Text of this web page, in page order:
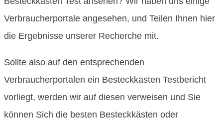
Verbraucherportale angesehen, und Teilen Ihnen hier
die Ergebnisse unserer Recherche mit.
Sollte also auf den entsprechenden
Verbraucherportalen ein Besteckkasten Testbericht
vorliegt, werden wir auf diesen verweisen und Sie
können Sich die besten Besteckkästen oder